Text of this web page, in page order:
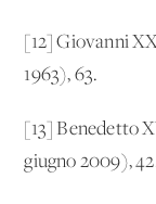
[12] Giovanni
1963), 63.
[13] Benedetto
giugno 2009),